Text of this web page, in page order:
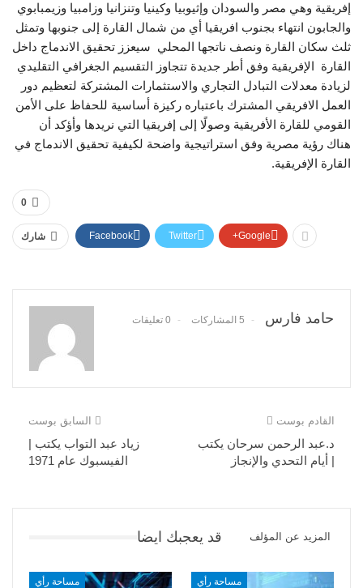
إفريقية وهي مصر والسودان وإثيوبيا وكينيا وتنزانيا وزامبيا وزيمبابوي
والجابون انتهاء بجنوب افريقيا أي من شمال القارة إلى جنوبها وتمثل
ثلث سكان القارة ونصف ناتجها المحلي سيعزز تحقيق الاندماج داخل
القارة الإفريقية وفق أطر جديدة تتجاوز التقسيم الجغرافي التقليدي
لزيادة معدلات التبادل التجاري والاستثمارات المشتركة لتعظيم دور
العمل الافريقي المشترك باعتباره ركيزة أساسية للحفاظ على الأمن
القومي للقارة الأفريقية وصولًا إلى إفريقيا التي نريدها وأؤكد أن
هناك رؤية مصرية وفق استراتيجية واضحة لكيفية تحقيق الاندماج في
القارة الإفريقية.
0
شارك Facebook Twitter Google+
حامد فارس 5 المشاركات 0 تعليقات
السابق بوست
زياد عبد التواب يكتب |
الفيسبوك عام 1971
القادم بوست
د.عبد الرحمن سرحان يكتب
| أيام التحدي والإنجاز
قد يعجبك ايضا المزيد عن المؤلف
مساحة رأي مساحة رأي